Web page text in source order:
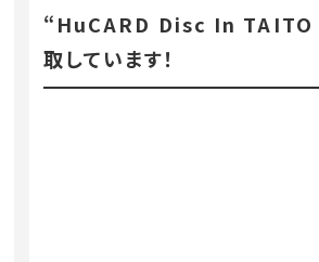
“HuCARD Disc In TAITO
取しています！